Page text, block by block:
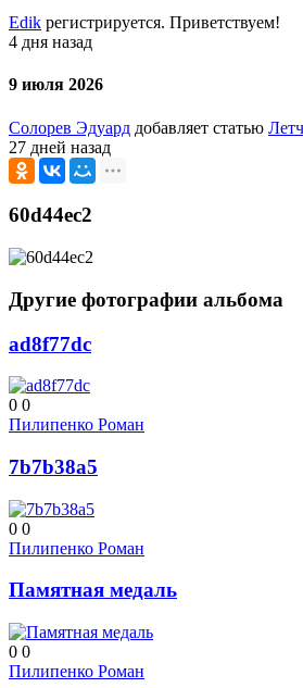
Edik регистрируется. Приветствуем!
4 дня назад
9 июля 2026
Солорев Эдуард добавляет статью
27 дней назад
60d44ec2
Другие фотографии альбома
ad8f77dc
0 0
Пилипенко Роман
7b7b38a5
0 0
Пилипенко Роман
Памятная медаль
0 0
Пилипенко Роман